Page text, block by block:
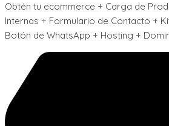
Obtén tu ecommerce + Carga de
Internas + Formulario de Contacto +
Botón de WhatsApp + Hosting +